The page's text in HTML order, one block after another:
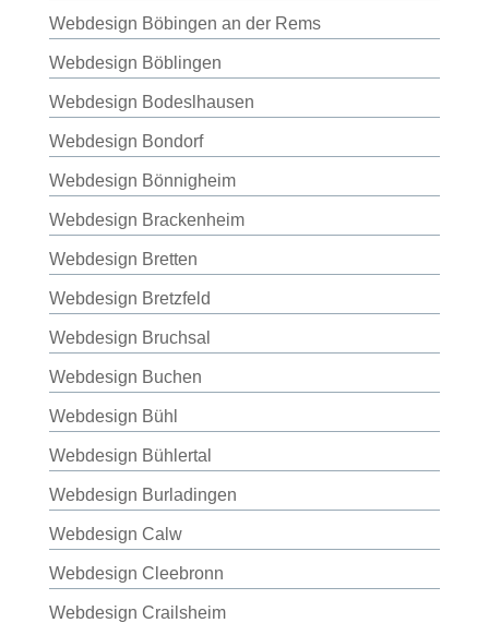
Webdesign Böbingen an der Rems
Webdesign Böblingen
Webdesign Bodeslhausen
Webdesign Bondorf
Webdesign Bönnigheim
Webdesign Brackenheim
Webdesign Bretten
Webdesign Bretzfeld
Webdesign Bruchsal
Webdesign Buchen
Webdesign Bühl
Webdesign Bühlertal
Webdesign Burladingen
Webdesign Calw
Webdesign Cleebronn
Webdesign Crailsheim